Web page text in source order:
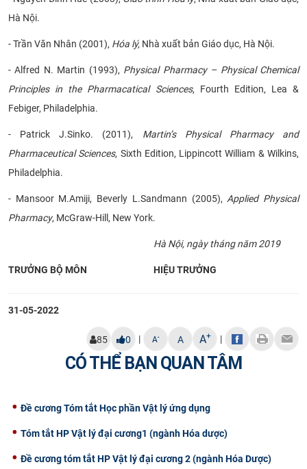
Hà Nội.
- Trần Văn Nhân (2001), Hóa lý, Nhà xuất bản Giáo dục, Hà Nội.
- Alfred N. Martin (1993), Physical Pharmacy – Physical Chemical
Principles in the Pharmacatical Sciences, Fourth Edition, Lea &
Febiger, Philadelphia.
- Patrick J.Sinko. (2011), Martin’s Physical Pharmacy and
Pharmaceutical Sciences, Sixth Edition, Lippincott William & Wilkins,
Philadelphia.
- Mansoor M.Amiji, Beverly L.Sandmann (2005), Applied Physical
Pharmacy, McGraw-Hill, New York.
Hà Nội, ngàythángnăm 2019
TRƯỞNG BỘ MÔN HIỆU TRƯỞNG
31-05-2022
85 0 | A- A A+ |
CÓ THỂ BẠN QUAN TÂM
Đề cương Tóm tắt Học phần Vật lý ứng dụng
Tóm tắt HP Vật lý đại cương1 (ngành Hóa dược)
Đề cương tóm tắt HP Vật lý đại cương 2 (ngành Hóa Dược)